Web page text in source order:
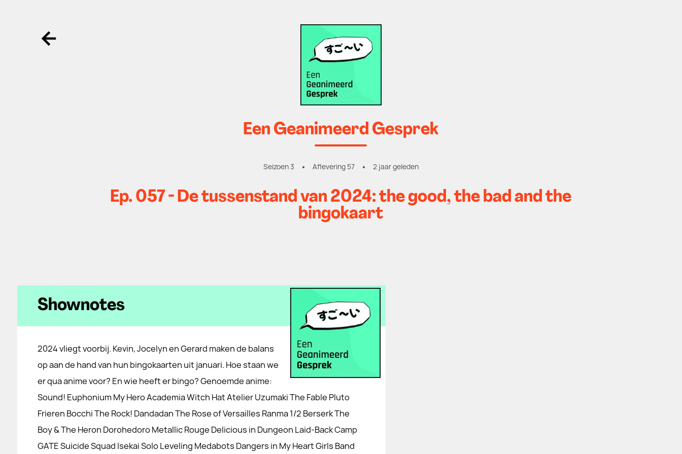
Ga terug
Een Geanimeerd Gesprek
Seizoen 3 Aflevering 57 2 jaar geleden
Ep. 057 - De tussenstand van 2024: the good, the bad and the
bingokaart
Shownotes
2024 vliegt voorbij. Kevin, Jocelyn en Gerard maken de balans
op aan de hand van hun bingokaarten uit januari. Hoe staan we
er qua anime voor? En wie heeft er bingo? Genoemde anime:
Sound! Euphonium My Hero Academia Witch Hat Atelier Uzumaki The Fable Pluto
Frieren Bocchi The Rock! Dandadan The Rose of Versailles Ranma 1/2 Berserk The
Boy & The Heron Dorohedoro Metallic Rouge Delicious in Dungeon Laid-Back Camp
GATE Suicide Squad Isekai Solo Leveling Medabots Dangers in My Heart Girls Band